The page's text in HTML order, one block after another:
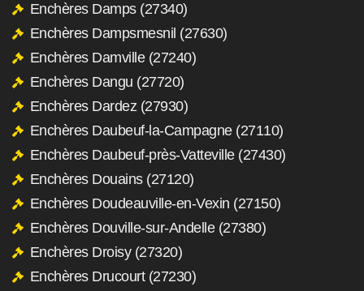
Enchères Damps (27340)
Enchères Dampsmesnil (27630)
Enchères Damville (27240)
Enchères Dangu (27720)
Enchères Dardez (27930)
Enchères Daubeuf-la-Campagne (27110)
Enchères Daubeuf-près-Vatteville (27430)
Enchères Douains (27120)
Enchères Doudeauville-en-Vexin (27150)
Enchères Douville-sur-Andelle (27380)
Enchères Droisy (27320)
Enchères Drucourt (27230)